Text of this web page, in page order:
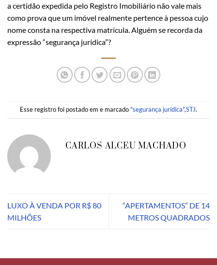
a certidão expedida pelo Registro Imobiliário não vale mais
como prova que um imóvel realmente pertence à pessoa cujo
nome consta na respectiva matrícula. Alguém se recorda da
expressão “segurança jurídica”?
Esse registro foi postado em e marcado "segurança jurídica",STJ.
CARLOS ALCEU MACHADO
LUXO À VENDA POR R$ 80
MILHÕES
“APERTAMENTOS” DE 14
METROS QUADRADOS